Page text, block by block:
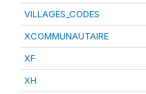
VILLAGES_CODES
XCOMMUNAUTAIRE
XF
XH